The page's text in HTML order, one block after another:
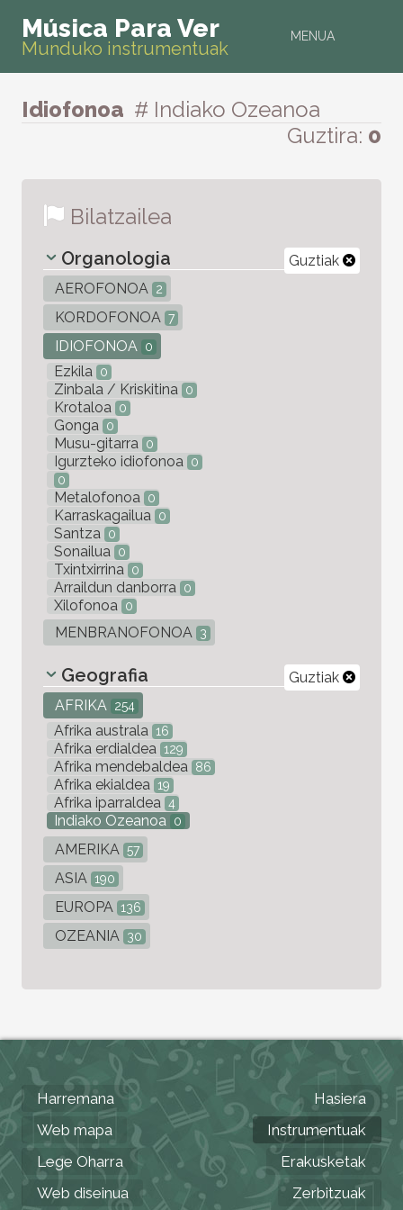
MENUA
Música Para Ver
Munduko instrumentuak
Idiofonoa # Indiako Ozeanoa
Guztira: 0
Bilatzailea
Guztiak
Organologia
AEROFONOA 2
KORDOFONOA 7
IDIOFONOA 0
Ezkila 0
Zinbala / Kriskitina 0
Krotaloa 0
Gonga 0
Musu-gitarra 0
Igurzteko idiofonoa 0
0
Metalofonoa 0
Karraskagailua 0
Santza 0
Sonailua 0
Txintxirrina 0
Arraildun danborra 0
Xilofonoa 0
MENBRANOFONOA 3
Guztiak
Geografia
AFRIKA 254
Afrika australa 16
Afrika erdialdea 129
Afrika mendebaldea 86
Afrika ekialdea 19
Afrika iparraldea 4
Indiako Ozeanoa 0
AMERIKA 57
ASIA 190
EUROPA 136
OZEANIA 30
Harremana
Web mapa
Lege Oharra
Web diseinua
Hasiera
Instrumentuak
Erakusketak
Zerbitzuak